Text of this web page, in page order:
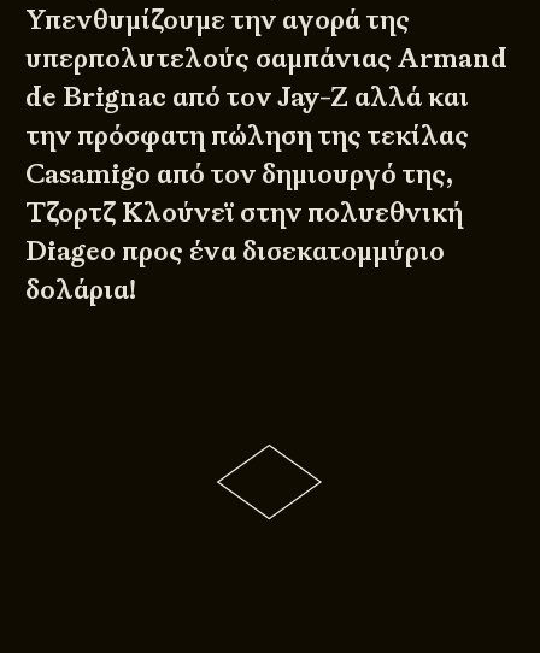
Υπενθυμίζουμε την αγορά της
υπερπολυτελούς σαμπάνιας Armand
de Brignac από τον Jay-Z αλλά και
την πρόσφατη πώληση της τεκίλας
Casamigo από τον δημιουργό της,
Τζορτζ Κλούνεϊ στην πολυεθνική
Diageo προς ένα δισεκατομμύριο
δολάρια!